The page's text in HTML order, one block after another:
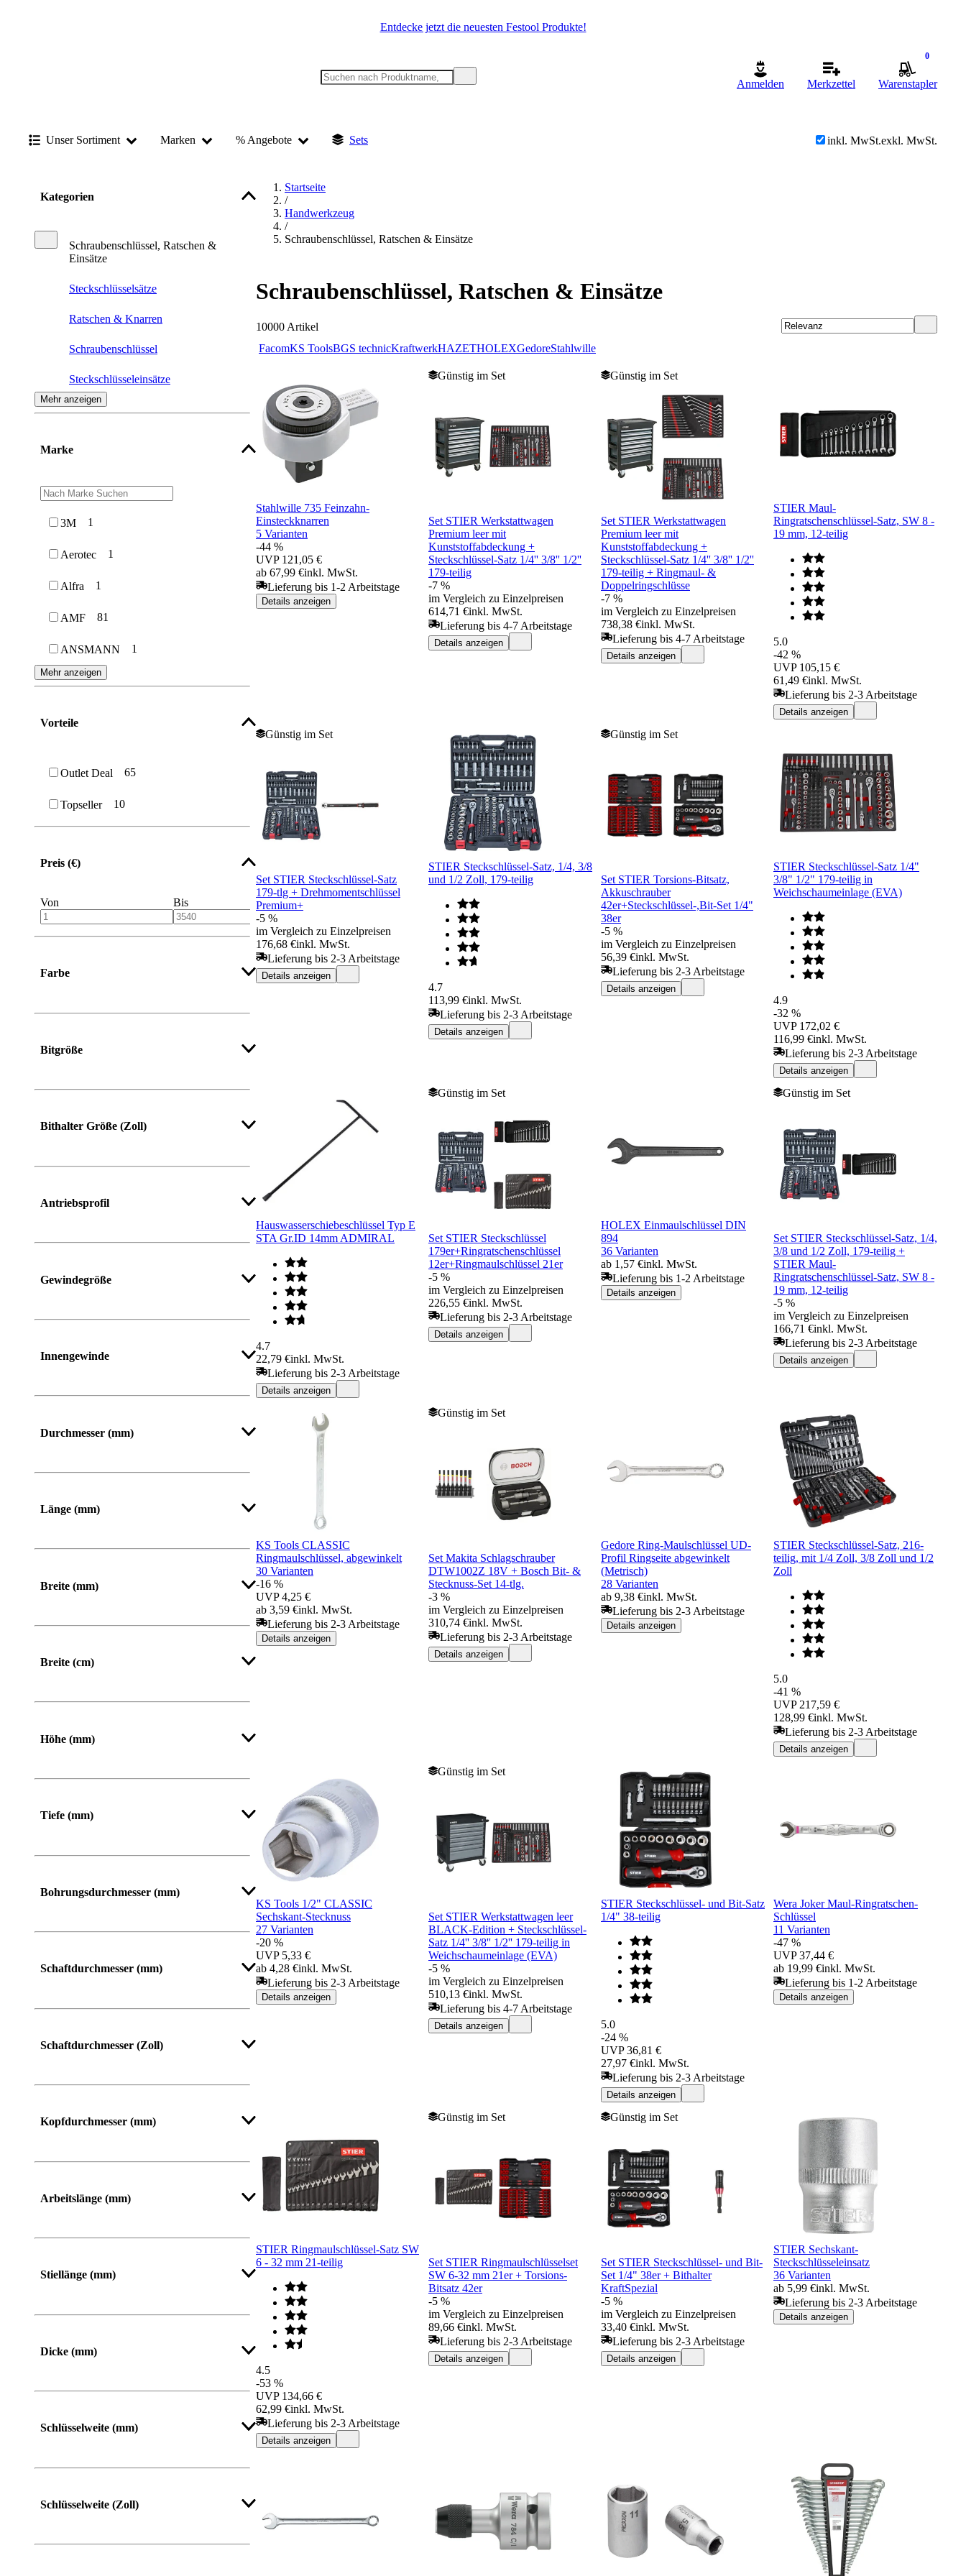
Entdecke jetzt die neuesten Festool Produkte!
Anmelden Merkzettel
0
Warenstapler
Unser Sortiment Marken % Angebote Sets inkl. MwSt.exkl. MwSt.
Kategorien
Schraubenschlüssel, Ratschen &
Einsätze
Steckschlüsselsätze
Ratschen & Knarren
Schraubenschlüssel
Steckschlüsseleinsätze
Stecknuss
Stecknuss-Steckschlüsseleinsatz
Mehr anzeigen
Marke
3M 1
Aerotec 1
Alfra 1
AMF 81
ANSMANN 1
Mehr anzeigen
Vorteile
Outlet Deal 65
Topseller 10
Preis (€)
Von Bis
Farbe
Bitgröße
Bithalter Größe (Zoll)
Antriebsprofil
Gewindegröße
Innengewinde
Durchmesser (mm)
Länge (mm)
Von Bis
Breite (mm)
Von Bis
Breite (cm)
Höhe (mm)
Von Bis
Tiefe (mm)
Bohrungsdurchmesser (mm)
Schaftdurchmesser (mm)
Schaftdurchmesser (Zoll)
Kopfdurchmesser (mm)
Arbeitslänge (mm)
Stiellänge (mm)
Dicke (mm)
Schlüsselweite (mm)
Schlüsselweite (Zoll)
Startseite
/
Handwerkzeug
/
Schraubenschlüssel, Ratschen & Einsätze
Schraubenschlüssel, Ratschen & Einsätze
10000 Artikel
FacomKS ToolsBGS technicKraftwerkHAZETHOLEXGedoreStahlwille
Stahlwille 735 Feinzahn-
Einsteckknarren
5 Varianten
-44 %
UVP 121,05 €
ab 67,99 €inkl. MwSt.
Lieferung bis 1-2 Arbeitstage
Details anzeigen
Günstig im Set
Set STIER Werkstattwagen
Premium leer mit
Kunststoffabdeckung +
Steckschlüssel-Satz 1/4'' 3/8'' 1/2''
179-teilig
-7 %
im Vergleich zu Einzelpreisen
614,71 €inkl. MwSt.
Lieferung bis 4-7 Arbeitstage
Details anzeigen
Günstig im Set
Set STIER Werkstattwagen
Premium leer mit
Kunststoffabdeckung +
Steckschlüssel-Satz 1/4'' 3/8'' 1/2''
179-teilig + Ringmaul- &
Doppelringschlüsse
-7 %
im Vergleich zu Einzelpreisen
738,38 €inkl. MwSt.
Lieferung bis 4-7 Arbeitstage
Details anzeigen
STIER Maul-
Ringratschenschlüssel-Satz, SW 8 -
19 mm, 12-teilig
5.0
-42 %
UVP 105,15 €
61,49 €inkl. MwSt.
Lieferung bis 2-3 Arbeitstage
Details anzeigen
Günstig im Set
Set STIER Steckschlüssel-Satz
179-tlg + Drehmomentschlüssel
Premium+
-5 %
im Vergleich zu Einzelpreisen
176,68 €inkl. MwSt.
Lieferung bis 2-3 Arbeitstage
Details anzeigen
STIER Steckschlüssel-Satz, 1/4, 3/8
und 1/2 Zoll, 179-teilig
4.7
113,99 €inkl. MwSt.
Lieferung bis 2-3 Arbeitstage
Details anzeigen
Günstig im Set
Set STIER Torsions-Bitsatz,
Akkuschrauber
42er+Steckschlüssel-,Bit-Set 1/4"
38er
-5 %
im Vergleich zu Einzelpreisen
56,39 €inkl. MwSt.
Lieferung bis 2-3 Arbeitstage
Details anzeigen
STIER Steckschlüssel-Satz 1/4"
3/8" 1/2" 179-teilig in
Weichschaumeinlage (EVA)
4.9
-32 %
UVP 172,02 €
116,99 €inkl. MwSt.
Lieferung bis 2-3 Arbeitstage
Details anzeigen
Hauswasserschiebeschlüssel Typ E
STA Gr.ID 14mm ADMIRAL
4.7
22,79 €inkl. MwSt.
Lieferung bis 2-3 Arbeitstage
Details anzeigen
Günstig im Set
Set STIER Steckschlüssel
179er+Ringratschenschlüssel
12er+Ringmaulschlüssel 21er
-5 %
im Vergleich zu Einzelpreisen
226,55 €inkl. MwSt.
Lieferung bis 2-3 Arbeitstage
Details anzeigen
HOLEX Einmaulschlüssel DIN
894
36 Varianten
ab 1,57 €inkl. MwSt.
Lieferung bis 1-2 Arbeitstage
Details anzeigen
Günstig im Set
Set STIER Steckschlüssel-Satz, 1/4,
3/8 und 1/2 Zoll, 179-teilig +
STIER Maul-
Ringratschenschlüssel-Satz, SW 8 -
19 mm, 12-teilig
-5 %
im Vergleich zu Einzelpreisen
166,71 €inkl. MwSt.
Lieferung bis 2-3 Arbeitstage
Details anzeigen
KS Tools CLASSIC
Ringmaulschlüssel, abgewinkelt
30 Varianten
-16 %
UVP 4,25 €
ab 3,59 €inkl. MwSt.
Lieferung bis 2-3 Arbeitstage
Details anzeigen
Günstig im Set
Set Makita Schlagschrauber
DTW1002Z 18V + Bosch Bit- &
Stecknuss-Set 14-tlg.
-3 %
im Vergleich zu Einzelpreisen
310,74 €inkl. MwSt.
Lieferung bis 2-3 Arbeitstage
Details anzeigen
Gedore Ring-Maulschlüssel UD-
Profil Ringseite abgewinkelt
(Metrisch)
28 Varianten
ab 9,38 €inkl. MwSt.
Lieferung bis 2-3 Arbeitstage
Details anzeigen
STIER Steckschlüssel-Satz, 216-
teilig, mit 1/4 Zoll, 3/8 Zoll und 1/2
Zoll
5.0
-41 %
UVP 217,59 €
128,99 €inkl. MwSt.
Lieferung bis 2-3 Arbeitstage
Details anzeigen
KS Tools 1/2" CLASSIC
Sechskant-Stecknuss
27 Varianten
-20 %
UVP 5,33 €
ab 4,28 €inkl. MwSt.
Lieferung bis 2-3 Arbeitstage
Details anzeigen
Günstig im Set
Set STIER Werkstattwagen leer
BLACK-Edition + Steckschlüssel-
Satz 1/4'' 3/8'' 1/2'' 179-teilig in
Weichschaumeinlage (EVA)
-5 %
im Vergleich zu Einzelpreisen
510,13 €inkl. MwSt.
Lieferung bis 4-7 Arbeitstage
Details anzeigen
STIER Steckschlüssel- und Bit-Satz
1/4" 38-teilig
5.0
-24 %
UVP 36,81 €
27,97 €inkl. MwSt.
Lieferung bis 2-3 Arbeitstage
Details anzeigen
Wera Joker Maul-Ringratschen-
Schlüssel
11 Varianten
-47 %
UVP 37,44 €
ab 19,99 €inkl. MwSt.
Lieferung bis 1-2 Arbeitstage
Details anzeigen
STIER Ringmaulschlüssel-Satz SW
6 - 32 mm 21-teilig
4.5
-53 %
UVP 134,66 €
62,99 €inkl. MwSt.
Lieferung bis 2-3 Arbeitstage
Details anzeigen
Günstig im Set
Set STIER Ringmaulschlüsselset
SW 6-32 mm 21er + Torsions-
Bitsatz 42er
-5 %
im Vergleich zu Einzelpreisen
89,66 €inkl. MwSt.
Lieferung bis 2-3 Arbeitstage
Details anzeigen
Günstig im Set
Set STIER Steckschlüssel- und Bit-
Set 1/4" 38er + Bithalter
KraftSpezial
-5 %
im Vergleich zu Einzelpreisen
33,40 €inkl. MwSt.
Lieferung bis 2-3 Arbeitstage
Details anzeigen
STIER Sechskant-
Steckschlüsseleinsatz
36 Varianten
ab 5,99 €inkl. MwSt.
Lieferung bis 2-3 Arbeitstage
Details anzeigen